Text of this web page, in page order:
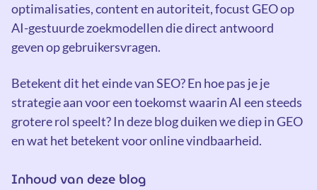
optimalisaties, content en autoriteit, focust GEO op
AI-gestuurde zoekmodellen die direct antwoord
geven op gebruikersvragen.
Betekent dit het einde van SEO? En hoe pas je je
strategie aan voor een toekomst waarin AI een steeds
grotere rol speelt? In deze blog duiken we diep in GEO
en wat het betekent voor online vindbaarheid.
Inhoud van deze blog